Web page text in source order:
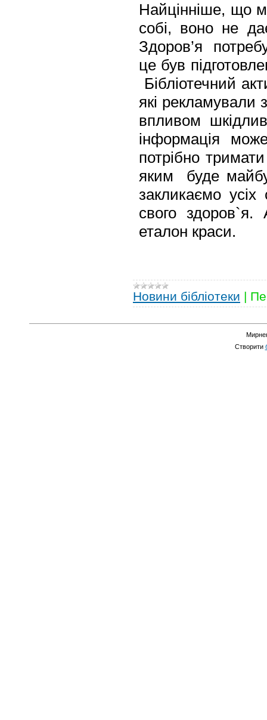
Найцінніше, що
собі, воно не
Здоров’я
це був
Бібліотечний
які рекламували
впливом
інформація
потрібно
яким буде
закликаємо
свого
еталон краси.
Новини бібліотеки |
Створити